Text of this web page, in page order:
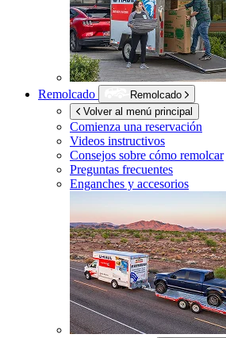
Remolcado
Remolcado
Volver al menú principal
Comienza una reservación
Videos instructivos
Consejos sobre cómo remolcar
Preguntas frecuentes
Enganches y accesorios